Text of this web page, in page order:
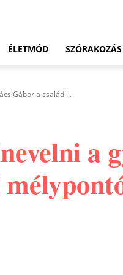
ÉLETMÓD SZÓRAKOZÁS
Gábor a családi...
a